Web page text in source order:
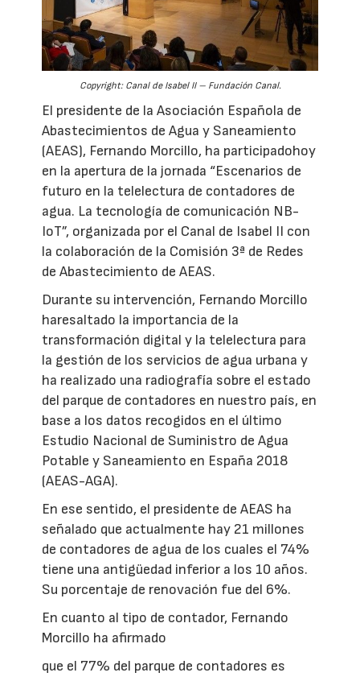
Copyright: Canal de Isabel II – Fundación Canal.
El presidente de la Asociación Española de
Abastecimientos de Agua y Saneamiento
(AEAS), Fernando Morcillo, ha participadohoy
en la apertura de la jornada “Escenarios de
futuro en la telelectura de contadores de
agua. La tecnología de comunicación NB-
IoT”, organizada por el Canal de Isabel II con
la colaboración de la Comisión 3ª de Redes
de Abastecimiento de AEAS.
Durante su intervención, Fernando Morcillo
haresaltado la importancia de la
transformación digital y la telelectura para
la gestión de los servicios de agua urbana y
ha realizado una radiografía sobre el estado
del parque de contadores en nuestro país, en
base a los datos recogidos en el último
Estudio Nacional de Suministro de Agua
Potable y Saneamiento en España 2018
(AEAS-AGA).
En ese sentido, el presidente de AEAS ha
señalado que actualmente hay 21 millones
de contadores de agua de los cuales el 74%
tiene una antigüedad inferior a los 10 años.
Su porcentaje de renovación fue del 6%.
En cuanto al tipo de contador, Fernando
Morcillo ha afirmado
que el 77% del parque de contadores es